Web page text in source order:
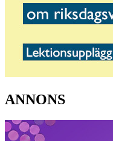
ANNONS